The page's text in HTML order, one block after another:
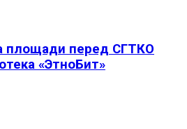
площади перед СГТКО
«ЭтноБит»